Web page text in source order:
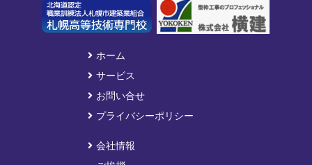
ホーム
サービス
お問い合せ
プライバシーポリシー
会社情報